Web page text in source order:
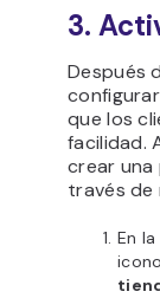
3.
Después
que los
facilidad.
crear una
través
En